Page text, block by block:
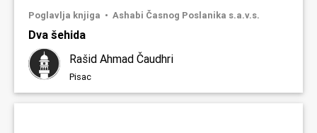
Poglavlja knjiga Ashabi Časnog Poslanika s.a.v.s.
Dva šehida
Rašid Ahmad Čaudhri
Pisac